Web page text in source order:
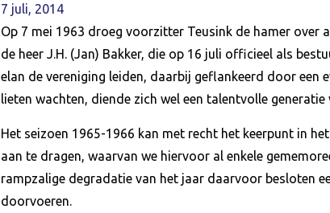
7 juli, 2014
Op 7 mei 1963 droeg voorzitter Teusink de hamer over
de heer J.H. (Jan) Bakker, die op 16 juli officieel als
elan de vereniging leiden, daarbij geflankeerd door een
lieten wachten, diende zich wel een talentvolle
Het seizoen 1965-1966 kan met recht het keerpunt in
aan te dragen, waarvan we hiervoor al enkele
rampzalige degradatie van het jaar daarvoor besloten
doorvoeren.